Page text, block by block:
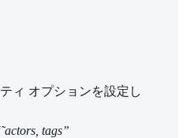
ィ オプションを設定し
tags”